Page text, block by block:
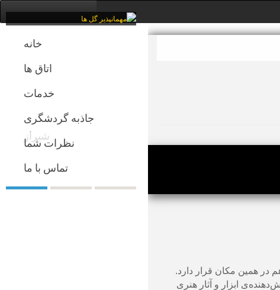
خانه
اتاق ها
خدمات
جاذبه گردشگری
شیراز
نظرات شما
تماس با ما
در همین مکان قرار دارد.
موزه است. عمارت که در سال ۱۳۱۰ تبدیل به موزه شد، نمایش‌دهنده‌ی ابزار و آثار هنری